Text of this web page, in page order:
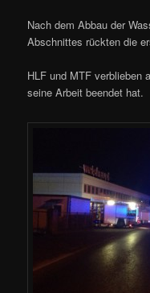
Nach dem Abbau der
Abschnittes rückten die
HLF und MTF verblieben
seine Arbeit beendet hat.